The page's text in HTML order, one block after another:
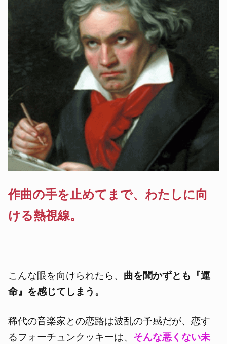
作曲の手を止めてまで、わたしに向
ける熱視線。
こんな眼を向けられたら、 曲を聞かずとも『運
命』を感じてしまう。
稀代の音楽家との恋路は波乱の予感だが、恋す
るフォーチュンクッキーは、 そんな悪くない未